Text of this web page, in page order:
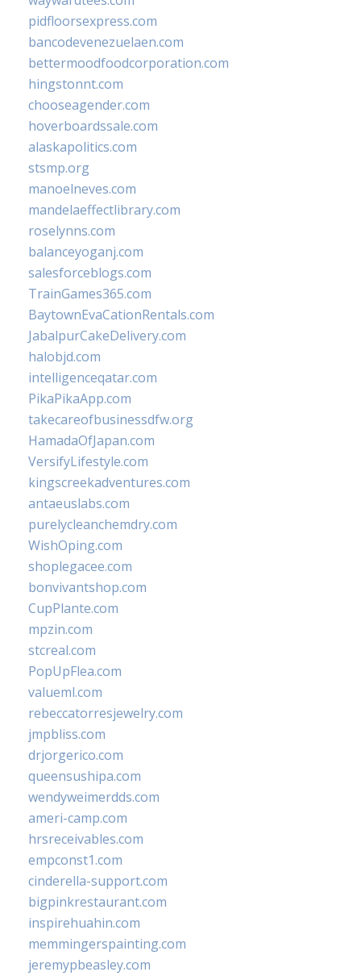
pidfloorsexpress.com
bancodevenezuelaen.com
bettermoodfoodcorporation.com
hingstonnt.com
chooseagender.com
hoverboardssale.com
alaskapolitics.com
stsmp.org
manoelneves.com
mandelaeffectlibrary.com
roselynns.com
balanceyoganj.com
salesforceblogs.com
TrainGames365.com
BaytownEvaCationRentals.com
JabalpurCakeDelivery.com
halobjd.com
intelligenceqatar.com
PikaPikaApp.com
takecareofbusinessdfw.org
HamadaOfJapan.com
VersifyLifestyle.com
kingscreekadventures.com
antaeuslabs.com
purelycleanchemdry.com
WishOping.com
shoplegacee.com
bonvivantshop.com
CupPlante.com
mpzin.com
stcreal.com
PopUpFlea.com
valueml.com
rebeccatorresjewelry.com
jmpbliss.com
drjorgerico.com
queensushipa.com
wendyweimerdds.com
ameri-camp.com
hrsreceivables.com
empconst1.com
cinderella-support.com
bigpinkrestaurant.com
inspirehuahin.com
memmingerspainting.com
jeremypbeasley.com